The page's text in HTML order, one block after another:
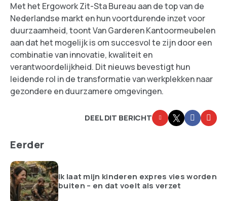
Met het Ergowork Zit-Sta Bureau aan de top van de
Nederlandse markt en hun voortdurende inzet voor
duurzaamheid, toont Van Garderen Kantoormeubelen
aan dat het mogelijk is om succesvol te zijn door een
combinatie van innovatie, kwaliteit en
verantwoordelijkheid. Dit nieuws bevestigt hun
leidende rol in de transformatie van werkplekken naar
gezondere en duurzamere omgevingen.
DEEL DIT BERICHT
Eerder
Ik laat mijn kinderen expres vies worden
buiten – en dat voelt als verzet